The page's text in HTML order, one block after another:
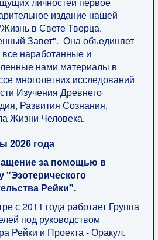
издание нашей
в Свете Творца.
Завет". Она объединяет
все наработанные и
нами материалы в
многолетних исследований
Изучения Древнего
Развития Сознания,
Жизни Человека.
2026 года
за помощью в
"Эзотерического
Рейки".
с 2011 года работает Группа
под руководством
Рейки и Проекта - Оракул.